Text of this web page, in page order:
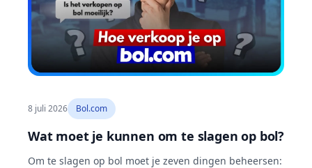
8 juli 2026 Bol.com
Wat moet je kunnen om te slagen op bol?
Om te slagen op bol moet je zeven dingen beheersen: